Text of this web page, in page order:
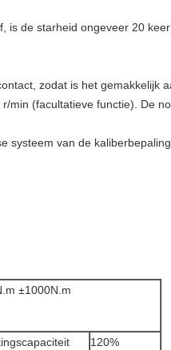
is de starheid ongeveer 20
zodat is het gemakkelijk
min (facultatieve functie). De
systeem van de
±1000N.m
120%